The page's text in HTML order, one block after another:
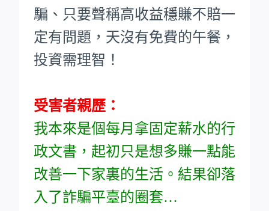
騙、只要聲稱高收益穩賺不賠一
定有問題，天沒有免費的午餐，
投資需理智！
受害者親歷：
我本來是個每月拿固定薪水的行
政文書，起初只是想多賺一點能
改善一下家裏的生活。結果卻落
入了詐騙平臺的圈套…